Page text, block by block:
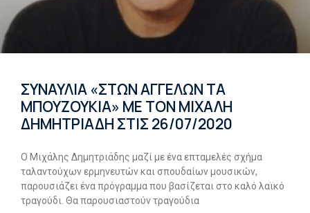
ΣΥΝΑΥΛΙΑ «ΣΤΩΝ ΑΓΓΕΛΩΝ ΤΑ
ΜΠΟΥΖΟΥΚΙΑ» ΜΕ ΤΟΝ ΜΙΧΑΛΗ
ΔΗΜΗΤΡΙΑΔΗ ΣΤΙΣ 26/07/2020
Ο Μιχάλης Δημητριάδης μαζί με ένα επταμελές σχήμα
ταλαντούχων ερμηνευτών και σπουδαίων μουσικών,
παρουσιάζει ένα πρόγραμμα που βασίζεται στο καλό λαϊκό
τραγούδι. Θα παρουσιαστούν τραγούδια